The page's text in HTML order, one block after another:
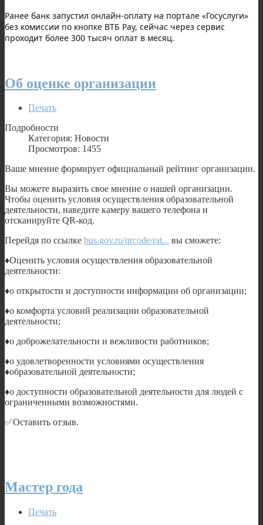
Ранее банк запустил онлайн-оплату на портале «Госуслуги»
без комиссии по кнопке ВТБ Pay, сейчас через сервис
проходит более 300 тысяч оплат в месяц.
Об оценке организации
Печать
Подробности
Категория: Новости
Просмотров: 1455
Ваше мнение формирует официальный рейтинг организации.
Вы можете выразить свое мнение о нашей организации.
Чтобы оценить условия осуществления образовательной
деятельности, наведите камеру вашего телефона и
отсканируйте QR-код.
Перейдя по ссылке bus.gov.ru/qrcode/rat... вы сможете:
♦️Оценить условия осуществления образовательной
деятельности:
♦️o открытости и доступности информации об организации;
♦️o комфорта условий реализации образовательной
деятельности;
♦️o доброжелательности и вежливости работников;
♦️o удовлетворенности условиями осуществления
♦️образовательной деятельности;
♦️o доступности образовательной деятельности для людей с
ограниченными возможностями.
✅Оставить отзыв.
Мастер года
Печать